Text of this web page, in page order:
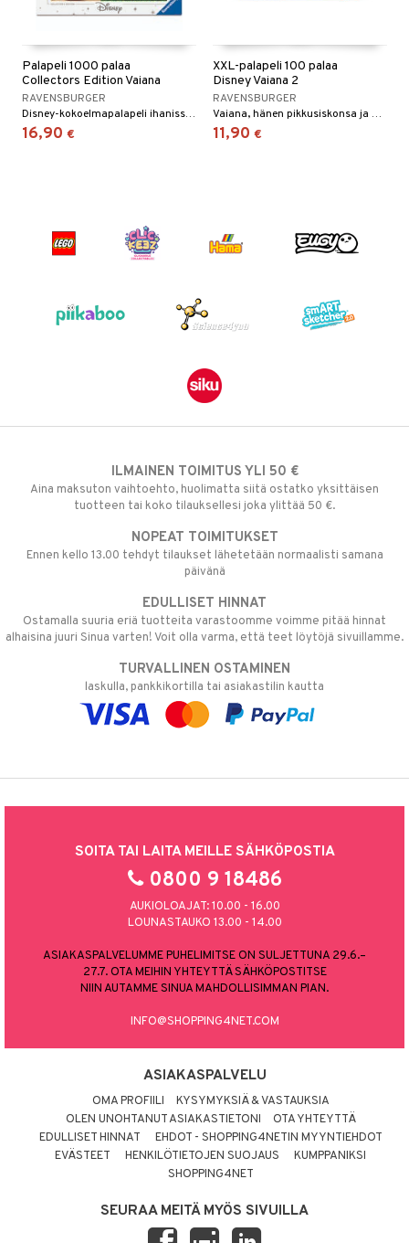
Palapeli 1000 palaa
Collectors Edition Vaiana
RAVENSBURGER
Disney-kokoelmapalapeli ihanissa väreissä.
16,90 €
XXL-palapeli 100 palaa
Disney Vaiana 2
RAVENSBURGER
Vaiana, hänen pikkusiskonsa ja Maui yhdessä rannalla.
11,90 €
ILMAINEN TOIMITUS YLI 50 €
Aina maksuton vaihtoehto, huolimatta siitä ostatko yksittäisen
tuotteen tai koko tilauksellesi joka ylittää 50 €.
NOPEAT TOIMITUKSET
Ennen kello 13.00 tehdyt tilaukset lähetetään normaalisti samana
päivänä
EDULLISET HINNAT
Ostamalla suuria eriä tuotteita varastoomme voimme pitää hinnat
alhaisina juuri Sinua varten! Voit olla varma, että teet löytöjä sivuillamme.
TURVALLINEN OSTAMINEN
laskulla, pankkikortilla tai asiakastilin kautta
SOITA TAI LAITA MEILLE SÄHKÖPOSTIA
0800 9 18486
AUKIOLOAJAT: 10.00 - 16.00
LOUNASTAUKO 13.00 - 14.00
ASIAKASPALVELUMME PUHELIMITSE ON SULJETTUNA 29.6.–
27.7. OTA MEIHIN YHTEYTTÄ SÄHKÖPOSTITSE
NIIN AUTAMME SINUA MAHDOLLISIMMAN PIAN.
INFO@SHOPPING4NET.COM
ASIAKASPALVELU
OMA PROFIILI
KYSYMYKSIÄ & VASTAUKSIA
OLEN UNOHTANUT ASIAKASTIETONI
OTA YHTEYTTÄ
EDULLISET HINNAT
EHDOT - SHOPPING4NETIN MYYNTIEHDOT
EVÄSTEET
HENKILÖTIETOJEN SUOJAUS
KUMPPANIKSI
SHOPPING4NET
SEURAA MEITÄ MYÖS SIVUILLA